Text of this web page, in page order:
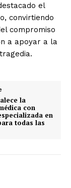
el
convirtiendo
compromiso
a apoyar a la
la
con
en
todas las